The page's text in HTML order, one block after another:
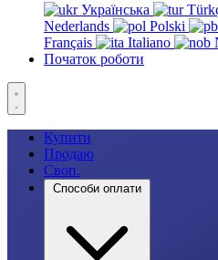
Українська
Nederlands
Polski
Français
Italiano
Початок роботи
Купити
Продаю
Своп.
Способи оплати